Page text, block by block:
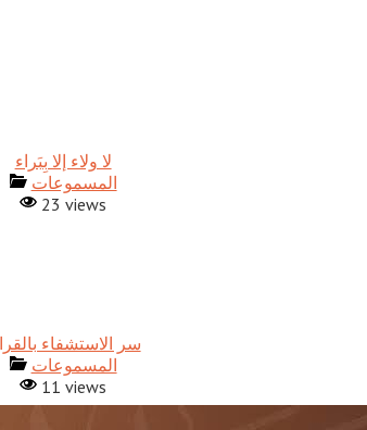
المسموعات
23 views
المسموعات
11 views